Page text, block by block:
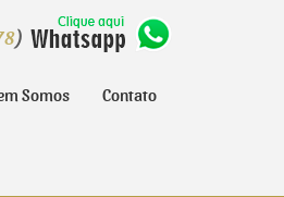
)
Somos Contato